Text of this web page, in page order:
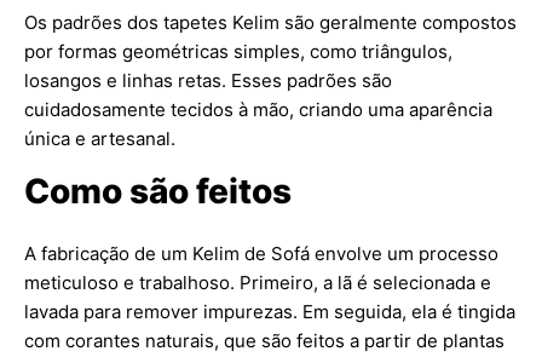
Os padrões dos tapetes Kelim são geralmente compostos
por formas geométricas simples, como triângulos,
losangos e linhas retas. Esses padrões são
cuidadosamente tecidos à mão, criando uma aparência
única e artesanal.
Como são feitos
A fabricação de um Kelim de Sofá envolve um processo
meticuloso e trabalhoso. Primeiro, a lã é selecionada e
lavada para remover impurezas. Em seguida, ela é tingida
com corantes naturais, que são feitos a partir de plantas